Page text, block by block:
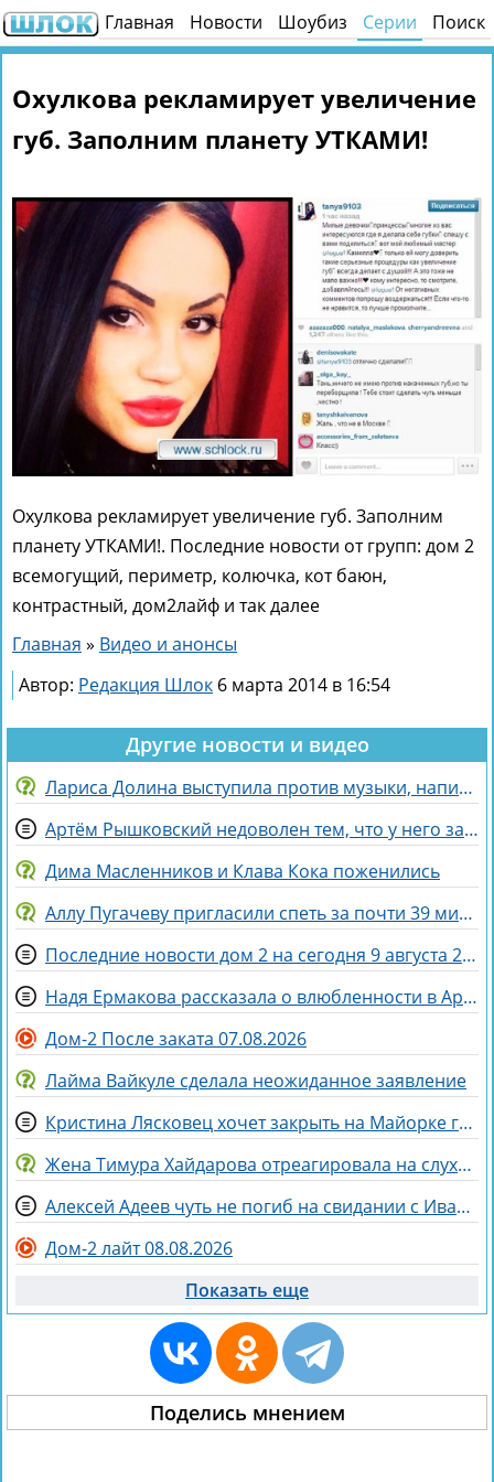
Главная Новости Шоубиз Серии Поиск
Охулкова рекламирует увеличение
губ. Заполним планету УТКАМИ!
Охулкова рекламирует увеличение губ. Заполним
планету УТКАМИ!. Последние новости от групп: дом 2
всемогущий, периметр, колючка, кот баюн,
контрастный, дом2лайф и так далее
Главная » Видео и анонсы
Автор: Редакция Шлок 6 марта 2014 в 16:54
Другие новости и видео
Лариса Долина выступила против музыки, написанной искусственным интеллектом
Артём Рышковский недоволен тем, что у него забрали баллы в конкурсе "Человек года"
Дима Масленников и Клава Кока поженились
Аллу Пугачеву пригласили спеть за почти 39 миллионов рублей
Последние новости дом 2 на сегодня 9 августа 2026
Надя Ермакова рассказала о влюбленности в Артёма Рышковского
Дом-2 После заката 07.08.2026
Лайма Вайкуле сделала неожиданное заявление
Кристина Лясковец хочет закрыть на Майорке гештальт
Жена Тимура Хайдарова отреагировала на слухи о колдовстве
Алексей Адеев чуть не погиб на свидании с Иваной Михайличенко
Дом-2 лайт 08.08.2026
Показать еще
Поделись мнением